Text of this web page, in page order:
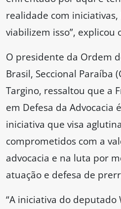
realidade com
viabilizem isso”, explicou
O presidente da Ordem
Brasil, Seccional Paraíba
Targino, ressaltou que a
em Defesa da Advocacia
iniciativa que visa
comprometidos com a
advocacia e na luta por
atuação e defesa de
“A iniciativa do deputado